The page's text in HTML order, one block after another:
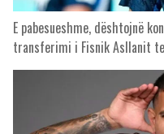
E pabesueshme, dështojnë
transferimi i Fisnik Asllanit